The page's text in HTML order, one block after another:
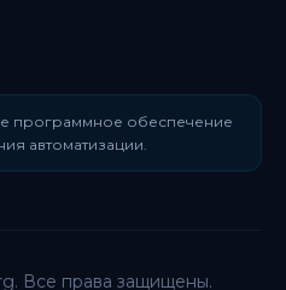
программное обеспечение
автоматизации.
Все права защищены.